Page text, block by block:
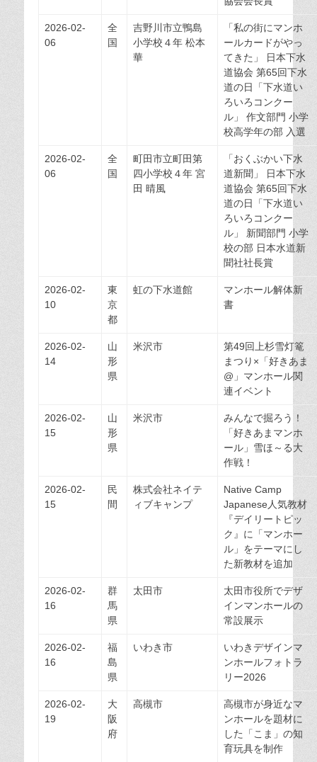
2026-02-
06
全
国
吉野川市立鴨島
小学校４年 松本
華
「私の街にマンホ
ールカードがやっ
てきた」 日本下水
道協会 第65回下水
道の日「下水道い
ろいろコンクー
ル」 作文部門 小学
校高学年の部 入選
2026-02-
06
全
国
町田市立町田第
四小学校４年 宮
田 晴風
「おくぶかい下水
道新聞」 日本下水
道協会 第65回下水
道の日「下水道い
ろいろコンクー
ル」 新聞部門 小学
校の部 日本水道新
聞社社長賞
2026-02-
10
東
京
都
虹の下水道館
マンホール解体新
書
2026-02-
14
山
形
県
米沢市
第49回上杉雪灯篭
まつり×「好きあま
@」マンホール関
連イベント
2026-02-
15
山
形
県
米沢市
みんなで掘ろう！
「好きあまマンホ
ール」雪ほ～る大
作戦！
2026-02-
15
民
間
株式会社ネイテ
ィブキャンプ
Native Camp
Japanese人気教材
『デイリートピッ
ク』に「マンホー
ル」をテーマにし
た新教材を追加
2026-02-
16
群
馬
県
太田市
太田市役所でデザ
インマンホールの
常設展示
2026-02-
16
福
島
県
いわき市
いわきデザインマ
ンホールフォトラ
リー2026
2026-02-
19
大
阪
府
高槻市
高槻市が身近なマ
ンホールを題材に
した「こま」の知
育玩具を制作